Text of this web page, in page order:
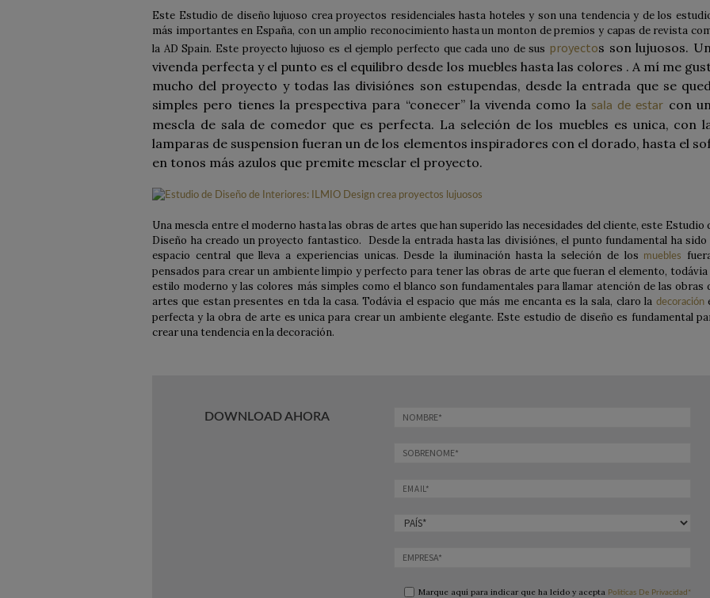
Este Estudio de diseño lujuoso crea proyectos residenciales hasta hoteles y son una tendencia y de los
más importantes en España, con un amplio reconocimiento hasta un monton de premios y capas de revista
la AD Spain. Este proyecto lujuoso es el ejemplo perfecto que cada uno de sus proyectos son lujuosos.
vivenda perfecta y el punto es el equilibro desde los muebles hasta las colores . A mí me
mucho del proyecto y todas las divisiónes son estupendas, desde la entrada que se
simples pero tienes la prespectiva para “conecer” la vivenda como la sala de estar con
mescla de sala de comedor que es perfecta. La seleción de los muebles es unica, con
lamparas de suspension fueran un de los elementos inspiradores con el dorado, hasta el
en tonos más azulos que premite mesclar el proyecto.
Una mescla entre el moderno hasta las obras de artes que han superido las necesidades del cliente, este Estudio
Diseño ha creado un proyecto fantastico. Desde la entrada hasta las divisiónes, el punto fundamental ha sido
espacio central que lleva a experiencias unicas. Desde la iluminación hasta la seleción de los
muebles
pensados para crear un ambiente limpio y perfecto para tener las obras de arte que fueran el elemento, todávia
estilo moderno y las colores más simples como el blanco son fundamentales para llamar atención de las obras
artes que estan presentes en tda la casa. Todávia el espacio que más me encanta es la sala, claro la decoración
perfecta y la obra de arte es unica para crear un ambiente elegante. Este estudio de diseño es fundamental
crear una tendencia en la decoración.
DOWNLOAD AHORA
Marque aquí para indicar que ha leído y acepta Politicas De Privacidad*